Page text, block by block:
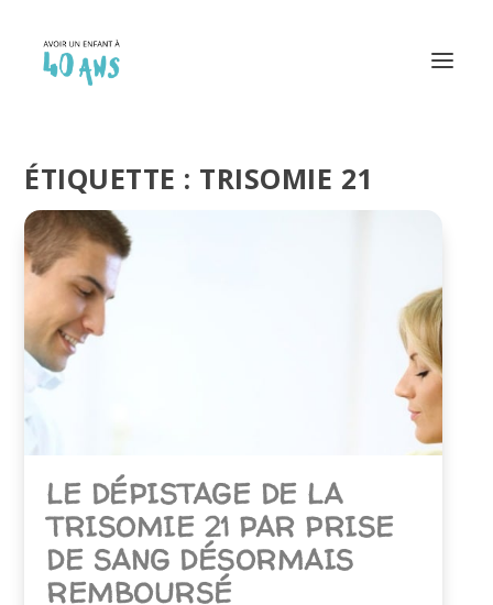
ÉTIQUETTE : TRISOMIE 21
LE DÉPISTAGE DE LA
TRISOMIE 21 PAR PRISE
DE SANG DÉSORMAIS
REMBOURSÉ